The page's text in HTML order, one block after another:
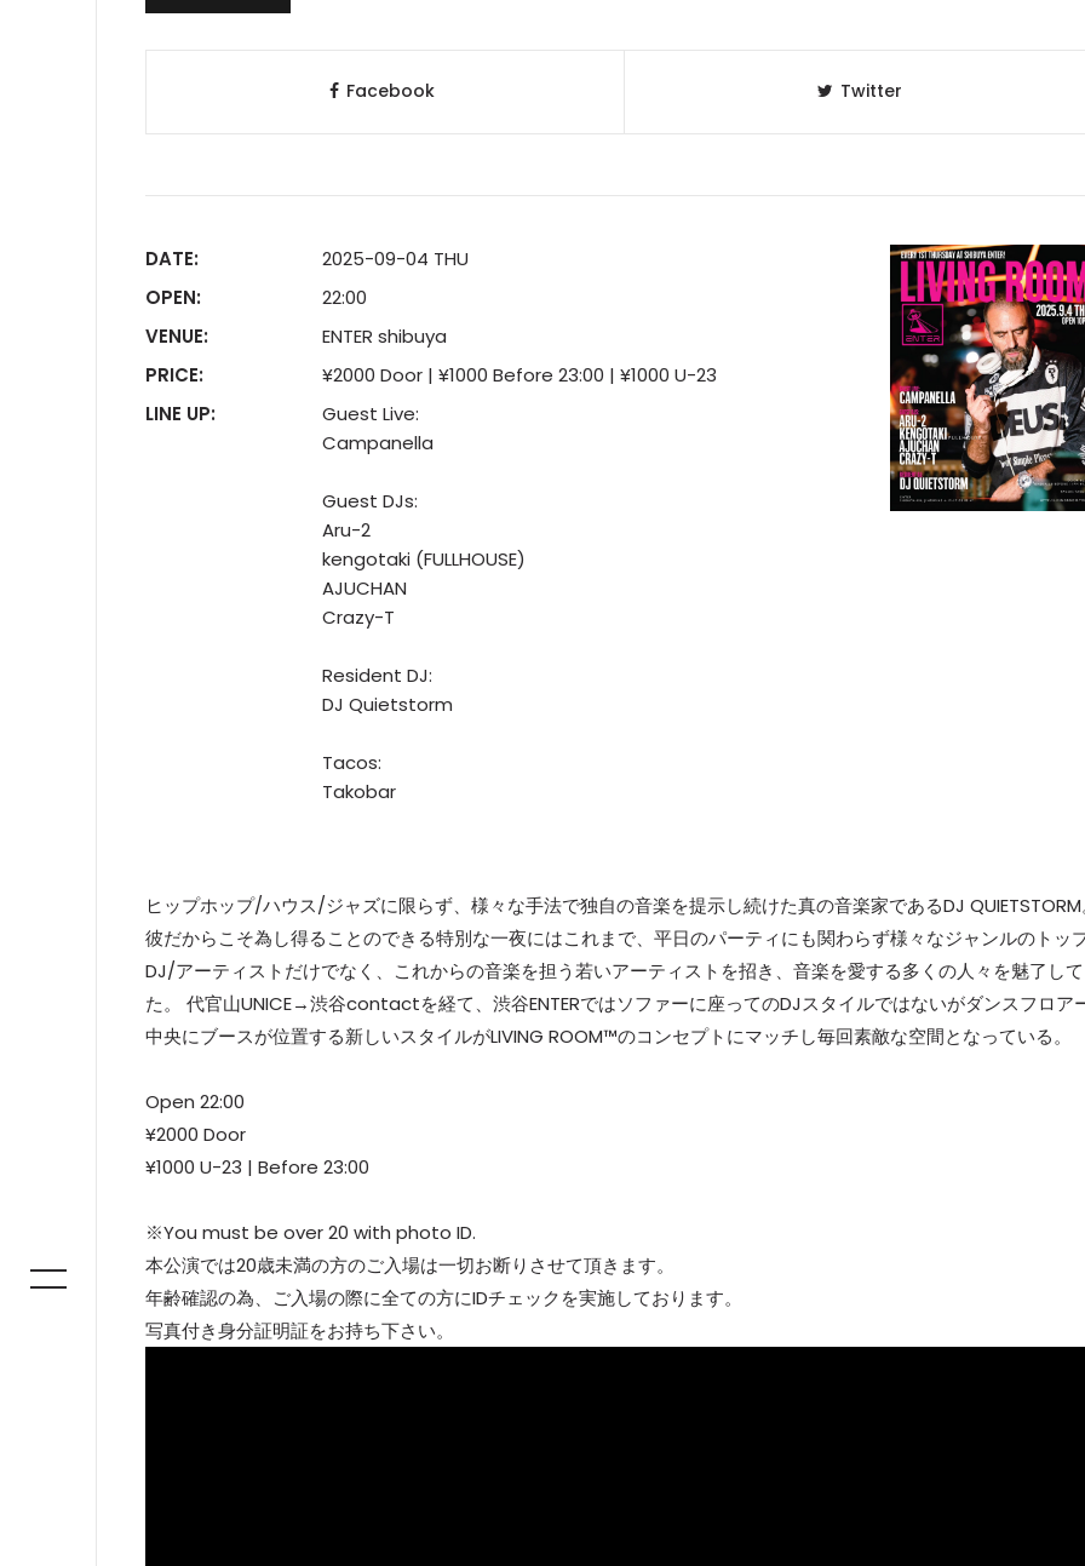
Facebook Twitter
DATE:
2025-09-04 THU
OPEN:
22:00
VENUE:
ENTER shibuya
PRICE:
¥2000 Door | ¥1000 Before 23:00 | ¥1000 U-23
LINE UP:
Guest Live:
Campanella
Guest DJs:
Aru-2
kengotaki (FULLHOUSE)
AJUCHAN
Crazy-T
Resident DJ:
DJ Quietstorm
Tacos:
Takobar
ヒップホップ/ハウス/ジャズに限らず、様々な手法で独自の音楽を提示し続けた真の音楽家であるDJ
彼だからこそ為し得ることのできる特別な一夜にはこれまで、平日のパーティにも関わらず様々なジャンルのトッ
DJ/アーティストだけでなく、これからの音楽を担う若いアーティストを招き、音楽を愛する多くの人々を魅了し
た。 代官山UNICE→渋谷contactを経て、渋谷ENTERではソファーに座ってのDJスタイルではないがダンスフロア
中央にブースが位置する新しいスタイルがLIVING ROOM™のコンセプトにマッチし毎回素敵な空間となっている。
Open 22:00
¥2000 Door
¥1000 U-23 | Before 23:00
※You must be over 20 with photo ID.
本公演では20歳未満の方のご入場は一切お断りさせて頂きます。
年齢確認の為、ご入場の際に全ての方にIDチェックを実施しております。
写真付き身分証明証をお持ち下さい。